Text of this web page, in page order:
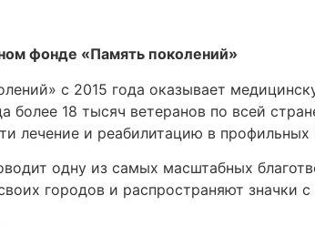
фонде «Память поколений»
с 2015 года оказывает
более 18 тысяч ветеранов по всей
лечение и реабилитацию в
одну из самых масштабных
городов и распространяют значки